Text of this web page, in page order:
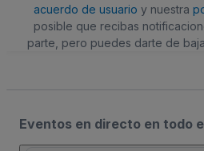
acuerdo de usuario y nuestra
posible que recibas
parte, pero puedes darte de
Eventos en directo en todo